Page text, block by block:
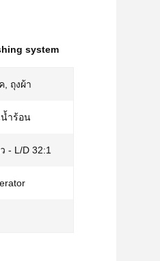
system
, ถุงผ้า
ำร้อน
- L/D 32:1